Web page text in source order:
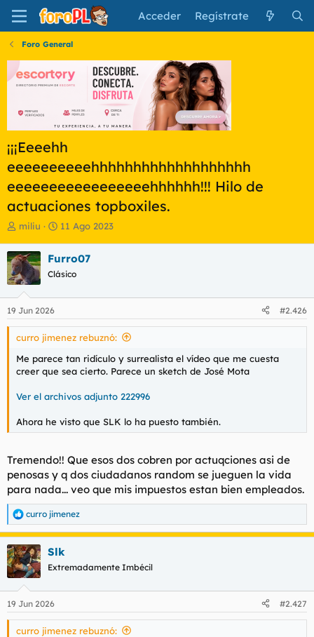
Acceder Regístrate
Foro General
¡¡¡Eeeehh
eeeeeeeeeehhhhhhhhhhhhhhhhhhh
eeeeeeeeeeeeeeeeehhhhhh!!! Hilo de
actuaciones topboxiles.
I
i
c
i
a
d
o
r
d
l
t
m
miliu
F
h
a
e
n
i
i
o
11 Ago 2023
Furro07
Clásico
19 Jun 2026 #2.426
curro jimenez rebuznó:
Me parece tan ridículo y surrealista el vídeo que me cuesta
creer que sea cierto. Parece un sketch de José Mota
Ver el archivos adjunto 222996
Ahora he visto que SLK lo ha puesto también.
Tremendo!! Que esos dos cobren por actuqciones asi de
penosas y q dos ciudadanos random se jueguen la vida
para nada... veo que mis impuestos estan bien empleados.
R
e
a
c
c
i
e
s
curro jimenez
Slk
Extremadamente Imbécil
19 Jun 2026 #2.427
curro jimenez rebuznó: